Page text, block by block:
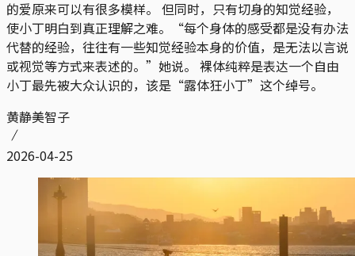
的爱原来可以有很多模样。 但同时，只有切身的知觉经验，
使小丁明白到真正理解之难。“每个身体的感受都是没有办法
代替的经验，往往有一些知觉经验本身的价值，是无法以言说
或视觉等方式来表述的。”她说。 裸体纯粹是表达一个自由
小丁最先被大众认识的，该是“露体狂小丁”这个绰号。
黄静美智子
2026-04-25